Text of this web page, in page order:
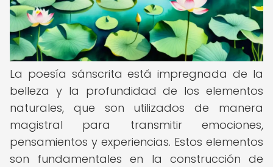
La poesía sánscrita está impregnada de la
belleza y la profundidad de los elementos
naturales, que son utilizados de manera
magistral para transmitir emociones,
pensamientos y experiencias. Estos elementos
son fundamentales en la construcción de